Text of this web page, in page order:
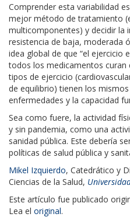
Comprender esta variabilidad
mejor método de tratamiento
multicomponentes) y decidir la
resistencia de baja, moderada
idea global de que “el ejercicio
todos los medicamentos
tipos de ejercicio
de equilibrio) tienen los
enfermedades y la capacidad
Sea como fuere, la actividad
y sin pandemia, como una
sanidad pública. Este debería
políticas de salud pública y
Mikel Izquierdo, Catedrático y
Ciencias de la Salud,
Este artículo fue publicado
Lea el original.